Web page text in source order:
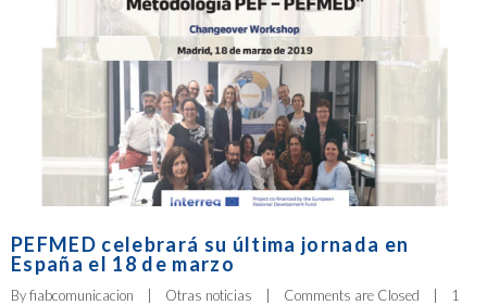
PEFMED celebrará su última jornada en
España el 18 de marzo
By fiabcomunicacion Otras noticias Comments are Closed
1